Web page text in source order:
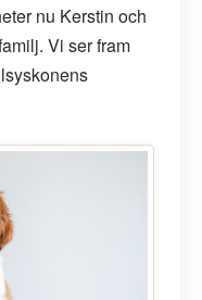
nu Kerstin och
Vi ser fram